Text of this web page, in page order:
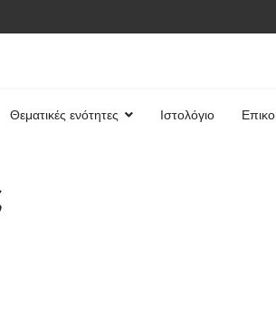
Θεματικές ενότητες Ιστολόγιο